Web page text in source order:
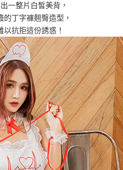
一整片白皙美背，
的丁字褲翹臀造型，
以抗拒這份誘惑！